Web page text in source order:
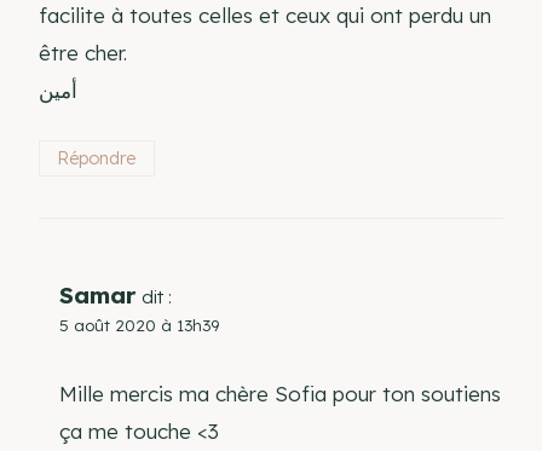
facilite à toutes celles et ceux qui ont perdu un
être cher.
أمين
Répondre
Samar dit :
5 août 2020 à 13h39
Mille mercis ma chère Sofia pour ton soutiens
ça me touche <3